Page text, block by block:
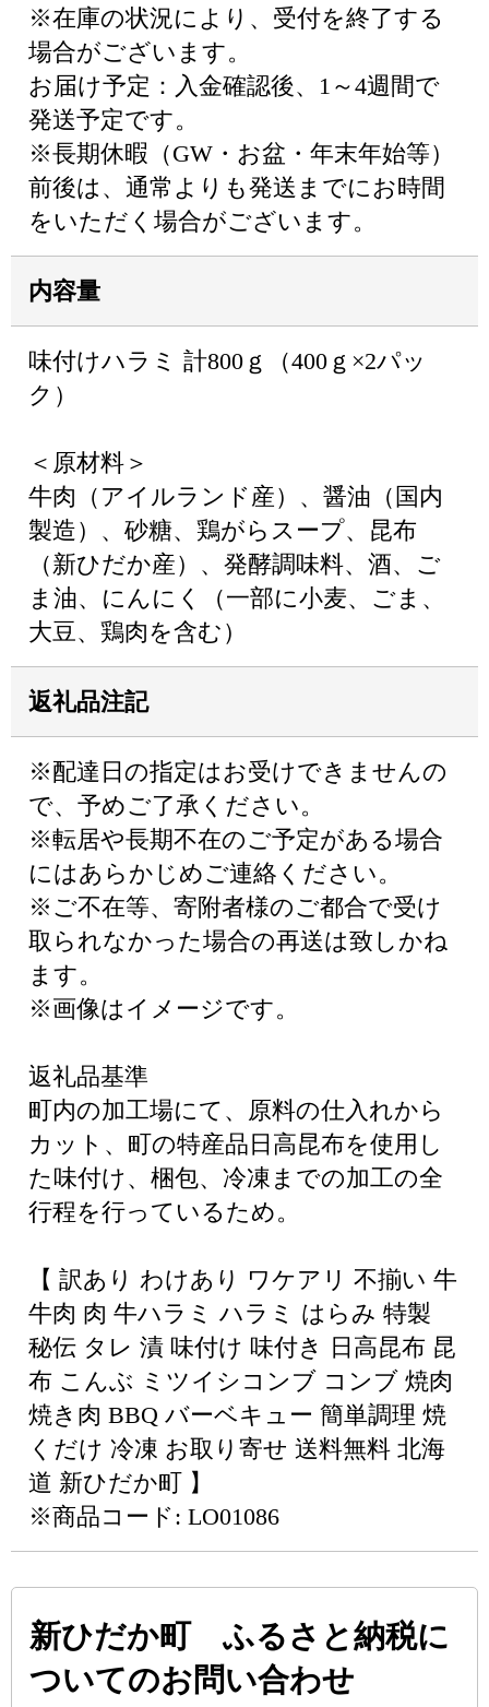
※在庫の状況により、受付を終了する
場合がございます。
お届け予定：入金確認後、1～4週間で
発送予定です。
※長期休暇（GW・お盆・年末年始等）
前後は、通常よりも発送までにお時間
をいただく場合がございます。
内容量
味付けハラミ 計800ｇ（400ｇ×2パッ
ク）
＜原材料＞
牛肉（アイルランド産）、醤油（国内
製造）、砂糖、鶏がらスープ、昆布
（新ひだか産）、発酵調味料、酒、ご
ま油、にんにく（一部に小麦、ごま、
大豆、鶏肉を含む）
返礼品注記
※配達日の指定はお受けできませんの
で、予めご了承ください。
※転居や長期不在のご予定がある場合
にはあらかじめご連絡ください。
※ご不在等、寄附者様のご都合で受け
取られなかった場合の再送は致しかね
ます。
※画像はイメージです。
返礼品基準
町内の加工場にて、原料の仕入れから
カット、町の特産品日高昆布を使用し
た味付け、梱包、冷凍までの加工の全
行程を行っているため。
【 訳あり わけあり ワケアリ 不揃い 牛
牛肉 肉 牛ハラミ ハラミ はらみ 特製
秘伝 タレ 漬 味付け 味付き 日高昆布 昆
布 こんぶ ミツイシコンブ コンブ 焼肉
焼き肉 BBQ バーベキュー 簡単調理 焼
くだけ 冷凍 お取り寄せ 送料無料 北海
道 新ひだか町 】
※商品コード: LO01086
新ひだか町 ふるさと納税に
ついてのお問い合わせ